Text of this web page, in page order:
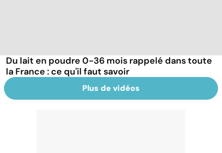
Du lait en poudre 0-36 mois rappelé dans toute
la France : ce qu'il faut savoir
Plus de vidéos